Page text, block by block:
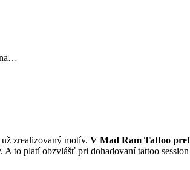
zrealizovaný motív. V Mad Ram Tattoo
to platí obzvlášť pri dohadovaní tattoo